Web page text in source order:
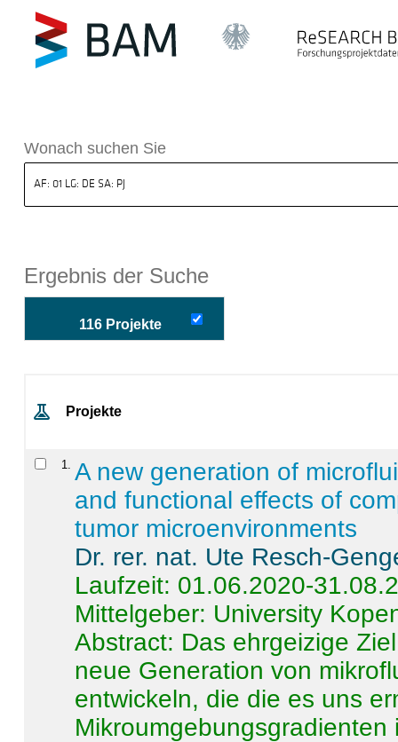
BAM
Wonach suchen Sie
Ergebnis der Suche
116 Projekte
Projekte
1
A new generation of
and functional effects of
tumor microenvironments
Dr. rer. nat. Ute Resch-
Laufzeit: 01.06.2020-
Mittelgeber: University
Abstract: Das ehrgeizige
neue Generation von
entwickeln, die die es uns
Mikroumgebungsgradienten